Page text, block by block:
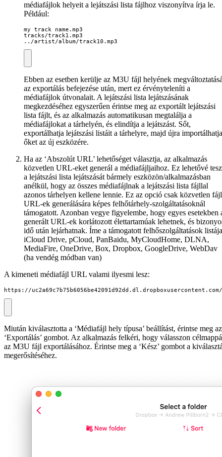
médiafájlok helyeit a lejátszási lista fájlhoz viszonyítva írja le.
Például:
my track name.mp3
tracks/track1.mp3
../artist/album/track10.mp3
Ebben az esetben kerülje az M3U fájl helyének
az exportálás befejezése után, mert ez érvényteleníti a
médiafájlok útvonalait. A lejátszási lista lejátszásának
megkezdéséhez egyszerűen érintse meg az exportált lejátszási
lista fájlt, és az alkalmazás automatikusan megtalálja a
médiafájlokat a tárhelyén, és elindítja a lejátszást. Sőt,
exportálhatja lejátszási listáit a tárhelyre, majd újra importálhatja
őket az új eszközére.
Ha az ‘Abszolút URL’ lehetőséget választja, az alkalmazás
közvetlen URL-eket generál a médiafájljaihoz. Ez lehetővé
a lejátszási lista lejátszását bármely eszközön/alkalmazásban
anélkül, hogy az összes médiafájlnak a lejátszási lista fájllal
azonos tárhelyen kellene lennie. Ez az opció csak közvetlen fájl
URL-ek generálására képes felhőtárhely-szolgáltatásoknál
támogatott. Azonban vegye figyelembe, hogy egyes esetekben
generált URL-ek korlátozott élettartamúak lehetnek, és
idő után lejárhatnak. Íme a támogatott felhőszolgáltatások
iCloud Drive, pCloud, PanBaidu, MyCloudHome, DLNA,
MediaFire, OneDrive, Box, Dropbox, GoogleDrive, WebDav
(ha vendég módban van)
A kimeneti médiafájl URL valami ilyesmi lesz:
https://uc2a69c7b75b6056be42091d92dd.dl.dropboxusercontent.com/cd/0/
Miután kiválasztotta a ‘Médiafájl hely típusa’ beállítást, érintse meg az
‘Exportálás’ gombot. Az alkalmazás felkéri, hogy válasszon
az M3U fájl exportálásához. Érintse meg a ‘Kész’ gombot a
megerősítéséhez.